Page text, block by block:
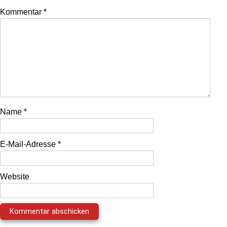
Kommentar *
Name *
E-Mail-Adresse *
Website